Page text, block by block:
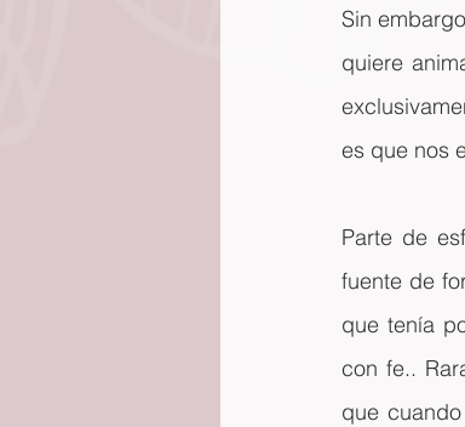
Sin
quiere
es que nos
Parte de
fuente de
que tenía
con fe..
que